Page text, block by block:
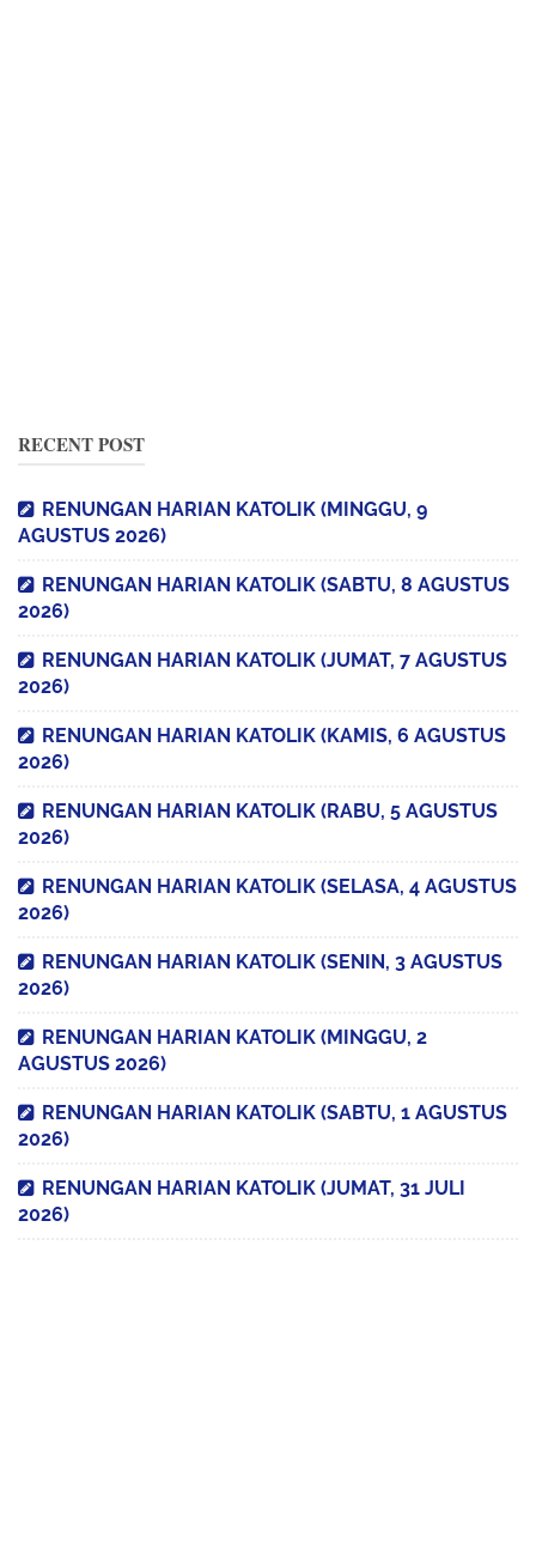
RECENT POST
RENUNGAN HARIAN KATOLIK (MINGGU, 9
AGUSTUS 2026)
RENUNGAN HARIAN KATOLIK (SABTU, 8 AGUSTUS
2026)
RENUNGAN HARIAN KATOLIK (JUMAT, 7 AGUSTUS
2026)
RENUNGAN HARIAN KATOLIK (KAMIS, 6 AGUSTUS
2026)
RENUNGAN HARIAN KATOLIK (RABU, 5 AGUSTUS
2026)
RENUNGAN HARIAN KATOLIK (SELASA, 4 AGUSTUS
2026)
RENUNGAN HARIAN KATOLIK (SENIN, 3 AGUSTUS
2026)
RENUNGAN HARIAN KATOLIK (MINGGU, 2
AGUSTUS 2026)
RENUNGAN HARIAN KATOLIK (SABTU, 1 AGUSTUS
2026)
RENUNGAN HARIAN KATOLIK (JUMAT, 31 JULI
2026)